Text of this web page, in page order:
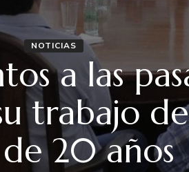
NOTICIAS
a las
trabajo
20 años